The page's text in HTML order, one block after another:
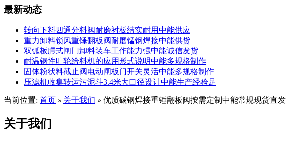
最新动态
转向下料四通分料阀耐磨衬板结实耐用中能供应
重力卸料锁风重锤翻板阀耐磨锰钢焊接中能供货
双弧板腭式闸门卸料装车工作能力强中能诚信发货
耐温钢性叶轮给料机的应用形式说明中能多规格制作
固体粉状料截止阀电动闸板门开关灵活中能多规格制作
压滤机收集转运污泥斗3.4米大口径设计中能生产经验足
当前位置: 首页 » 关于我们 » 优质碳钢焊接重锤翻板阀按需定制中能常规现货直发
关于我们